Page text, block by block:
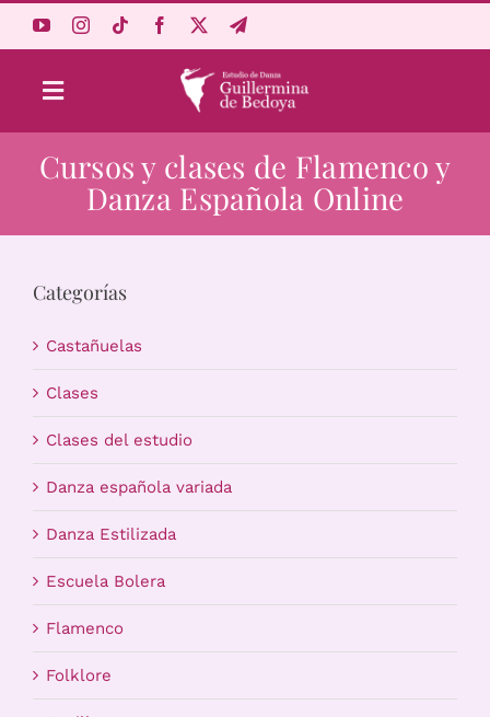
Toggle
Navigation
Aprende Online
Estudio
Carrito
Cursos y clases de Flamenco y
Danza Española Online
Categorías
Castañuelas
Clases
Clases del estudio
Danza española variada
Danza Estilizada
Escuela Bolera
Flamenco
Folklore